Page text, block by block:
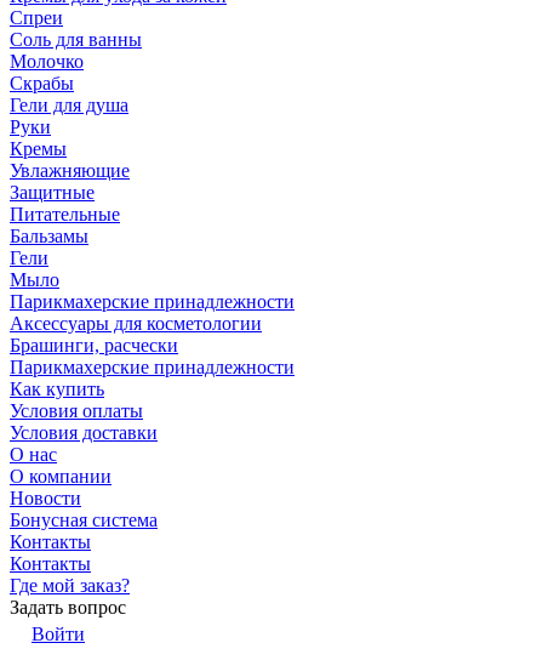
Спреи
Соль для ванны
Молочко
Скрабы
Гели для душа
Руки
Кремы
Увлажняющие
Защитные
Питательные
Бальзамы
Гели
Мыло
Парикмахерские принадлежности
Аксессуары для косметологии
Брашинги, расчески
Парикмахерские принадлежности
Как купить
Условия оплаты
Условия доставки
О нас
О компании
Новости
Бонусная система
Контакты
Контакты
Где мой заказ?
Задать вопрос
Войти